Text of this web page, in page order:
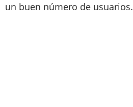
un buen número de usuarios.